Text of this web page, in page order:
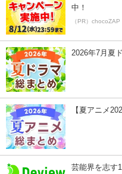
中！
（PR）chocoZAP
2026年7月夏
【夏アニメ
芸能界を志す